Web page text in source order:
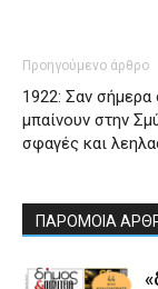
Προηγούμενο άρθρο
1922: Σαν σήμερα
μπαίνουν στην
σφαγές και
ΠΑΡΟΜΟΙΑ